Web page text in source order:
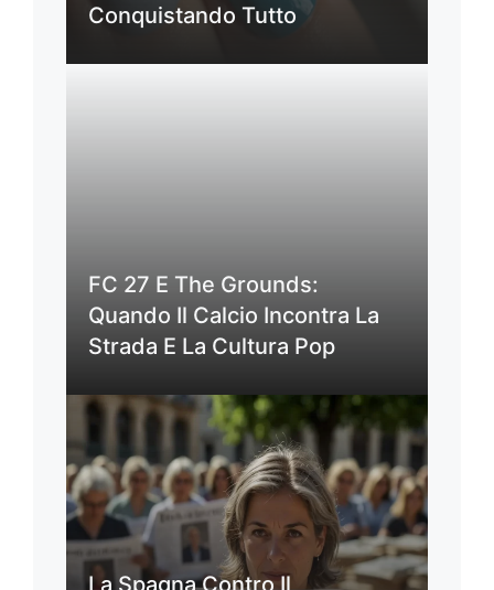
Conquistando Tutto
FC 27 E The Grounds:
Quando Il Calcio Incontra La
Strada E La Cultura Pop
La Spagna Contro Il